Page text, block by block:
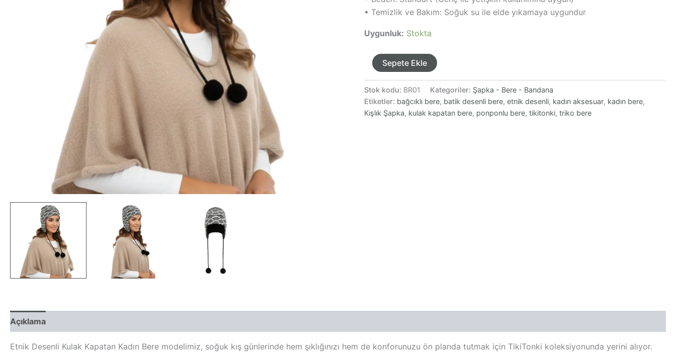
• Temizlik ve Bakım: Soğuk su ile elde yıkamaya uygundur
Uygunluk: Stokta
Etnik
Desenli
Kulak
Kapatan
Kadın
Bere
adet
Sepete Ekle
Stok kodu: BR01 Kategoriler: Şapka - Bere - Bandana
Etiketler: bağcıklı bere, batik desenli bere,etnik desenli, kadın aksesuar, kadın bere,
Kışlık Şapka, kulak kapatan bere, ponponlu bere,tikitonki,triko bere
Açıklama
Etnik Desenli Kulak Kapatan Kadın Bere modelimiz, soğuk kış günlerinde hem şıklığınızı hem de konforunuzu ön planda tutmak için TikiTonki koleksiyonunda yerini alıyor.